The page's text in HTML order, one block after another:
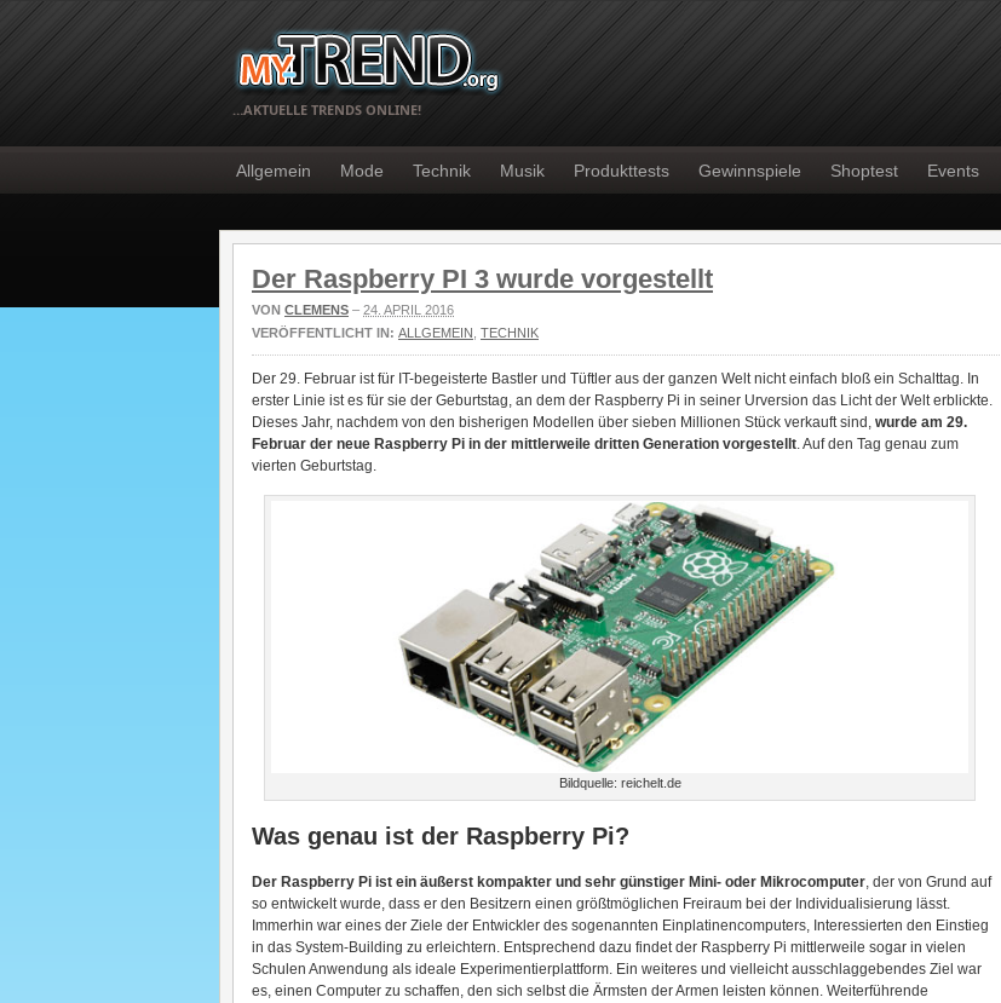
…AKTUELLE TRENDS ONLINE!
Allgemein Mode Technik Musik Produkttests Gewinnspiele Shoptest Events
Der Raspberry PI 3 wurde vorgestellt
VON CLEMENS – 24. APRIL 2016
VERÖFFENTLICHT IN: ALLGEMEIN TECHNIK
Der 29. Februar ist für IT-begeisterte Bastler und Tüftler aus der ganzen Welt nicht einfach bloß ein Schalttag. In
erster Linie ist es für sie der Geburtstag, an dem der Raspberry Pi in seiner Urversion das Licht der Welt erblickte.
Dieses Jahr, nachdem von den bisherigen Modellen über sieben Millionen Stück verkauft sind, wurde am 29.
Februar der neue Raspberry Pi in der mittlerweile dritten Generation vorgestellt. Auf den Tag genau zum
vierten Geburtstag.
Bildquelle: reichelt.de
Was genau ist der Raspberry Pi?
Der Raspberry Pi ist ein äußerst kompakter und sehr günstiger Mini- oder Mikrocomputer, der von Grund auf
so entwickelt wurde, dass er den Besitzern einen größtmöglichen Freiraum bei der Individualisierung lässt.
Immerhin war eines der Ziele der Entwickler des sogenannten Einplatinencomputers, Interessierten den Einstieg
in das System-Building zu erleichtern. Entsprechend dazu findet der Raspberry Pi mittlerweile sogar in vielen
Schulen Anwendung als ideale Experimentierplattform. Ein weiteres und vielleicht ausschlaggebendes Ziel war
es, einen Computer zu schaffen, den sich selbst die Ärmsten der Armen leisten können. Weiterführende